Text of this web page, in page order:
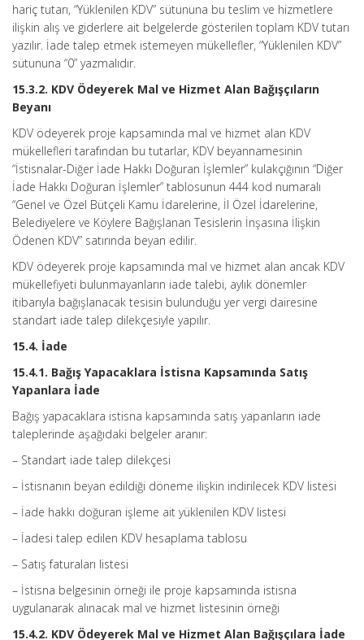
hariç tutarı, “Yüklenilen KDV” sütununa bu teslim ve hizmetlere
ilişkin alış ve giderlere ait belgelerde gösterilen toplam KDV tutarı
yazılır. İade talep etmek istemeyen mükellefler, “Yüklenilen KDV”
sütununa “0” yazmalıdır.
15.3.2. KDV Ödeyerek Mal ve Hizmet Alan Bağışçıların
Beyanı
KDV ödeyerek proje kapsamında mal ve hizmet alan KDV
mükellefleri tarafından bu tutarlar, KDV beyannamesinin
“İstisnalar-Diğer İade Hakkı Doğuran İşlemler” kulakçığının “Diğer
İade Hakkı Doğuran İşlemler” tablosunun 444 kod numaralı
“Genel ve Özel Bütçeli Kamu İdarelerine, İl Özel İdarelerine,
Belediyelere ve Köylere Bağışlanan Tesislerin İnşasına İlişkin
Ödenen KDV” satırında beyan edilir.
KDV ödeyerek proje kapsamında mal ve hizmet alan ancak KDV
mükellefiyeti bulunmayanların iade talebi, aylık dönemler
itibarıyla bağışlanacak tesisin bulunduğu yer vergi dairesine
standart iade talep dilekçesiyle yapılır.
15.4. İade
15.4.1. Bağış Yapacaklara İstisna Kapsamında Satış
Yapanlara İade
Bağış yapacaklara istisna kapsamında satış yapanların iade
taleplerinde aşağıdaki belgeler aranır:
– Standart iade talep dilekçesi
– İstisnanın beyan edildiği döneme ilişkin indirilecek KDV listesi
– İade hakkı doğuran işleme ait yüklenilen KDV listesi
– İadesi talep edilen KDV hesaplama tablosu
– Satış faturaları listesi
– İstisna belgesinin örneği ile proje kapsamında istisna
uygulanarak alınacak mal ve hizmet listesinin örneği
15.4.2. KDV Ödeyerek Mal ve Hizmet Alan Bağışçılara İade